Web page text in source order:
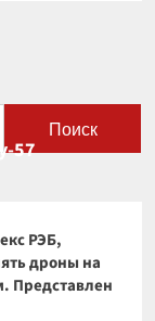
Поиск
57
РЭБ,
дроны на
Представлен